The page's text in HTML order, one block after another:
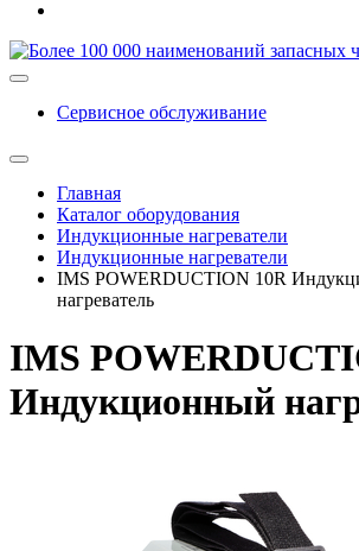
Сервисное обслуживание
Главная
Каталог оборудования
Индукционные нагреватели
Индукционные нагреватели
IMS POWERDUCTION 10R
нагреватель
IMS
Индукционный